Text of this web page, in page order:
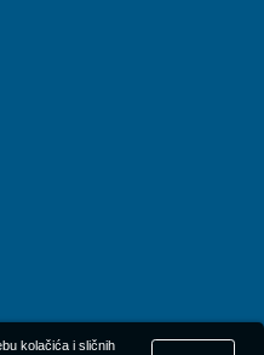
kolačića i sličnih